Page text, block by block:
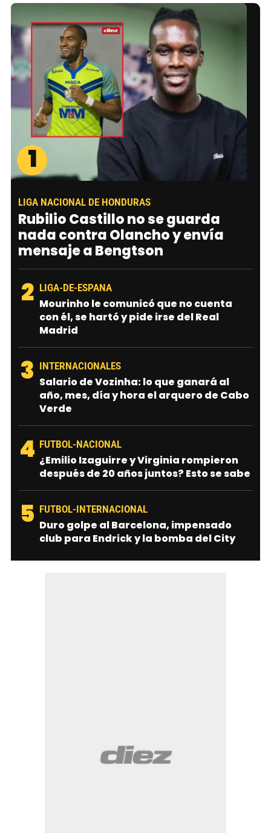
1
LIGA NACIONAL DE HONDURAS
Rubilio Castillo no se guarda
nada contra Olancho y envía
mensaje a Bengtson
2 LIGA-DE-ESPANA
Mourinho le comunicó que no cuenta
con él, se hartó y pide irse del Real
Madrid
3 INTERNACIONALES
Salario de Vozinha: lo que ganará al
año, mes, día y hora el arquero de Cabo
Verde
4 FUTBOL-NACIONAL
¿Emilio Izaguirre y Virginia rompieron
después de 20 años juntos? Esto se sabe
5 FUTBOL-INTERNACIONAL
Duro golpe al Barcelona, impensado
club para Endrick y la bomba del City